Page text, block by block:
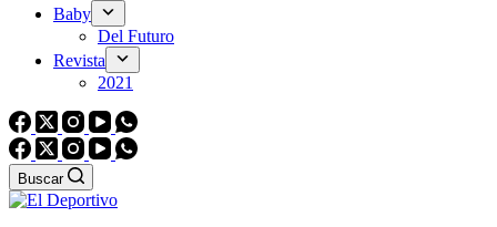
Baby
Del Futuro
Revista
2021
Buscar